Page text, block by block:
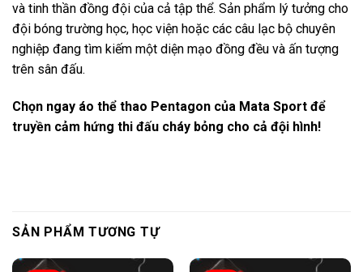
và tinh thần đồng đội của cả tập thể. Sản phẩm lý tưởng cho
đội bóng trường học, học viện hoặc các câu lạc bộ chuyên
nghiệp đang tìm kiếm một diện mạo đồng đều và ấn tượng
trên sân đấu.
Chọn ngay áo thể thao Pentagon của Mata Sport để
truyền cảm hứng thi đấu cháy bỏng cho cả đội hình!
SẢN PHẨM TƯƠNG TỰ